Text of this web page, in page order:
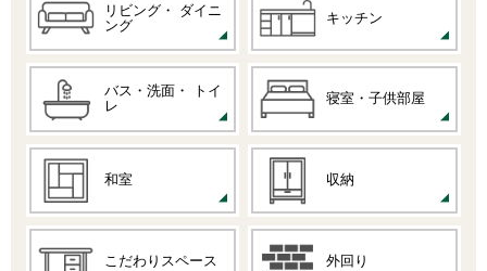
リビング・
ダイニ
ング
キッチン
バス・洗面・
トイ
レ
寝室・子供部屋
和室 収納
こだわりスペース 外回り